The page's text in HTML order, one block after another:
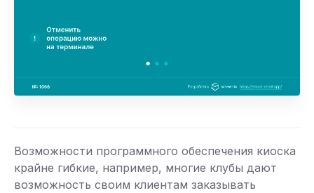
Возможности программного обеспечения киоска
крайне гибкие, например, многие клубы дают
возможность своим клиентам заказывать